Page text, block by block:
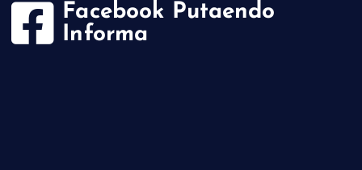
Facebook Putaendo
Informa